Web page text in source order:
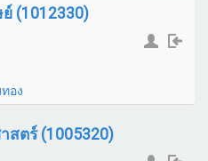
(1012330)
อง
สตร์ (1005320)